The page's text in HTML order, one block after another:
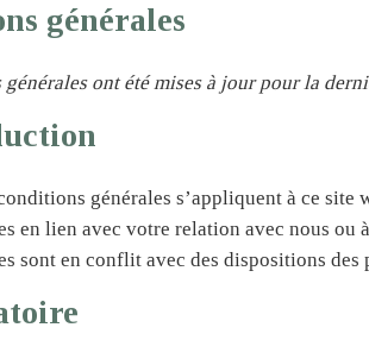
générales
ont été mises à jour pour la
générales s’appliquent à ce
en lien avec votre relation avec nous
sont en conflit avec des dispositions